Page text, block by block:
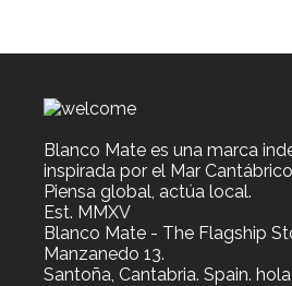
Blanco Mate es una marca
inspirada por el Mar
Piensa global, actúa local.
Est. MMXV
Blanco Mate - The Flagship
Manzanedo 13.
Santoña, Cantabria. Spain.